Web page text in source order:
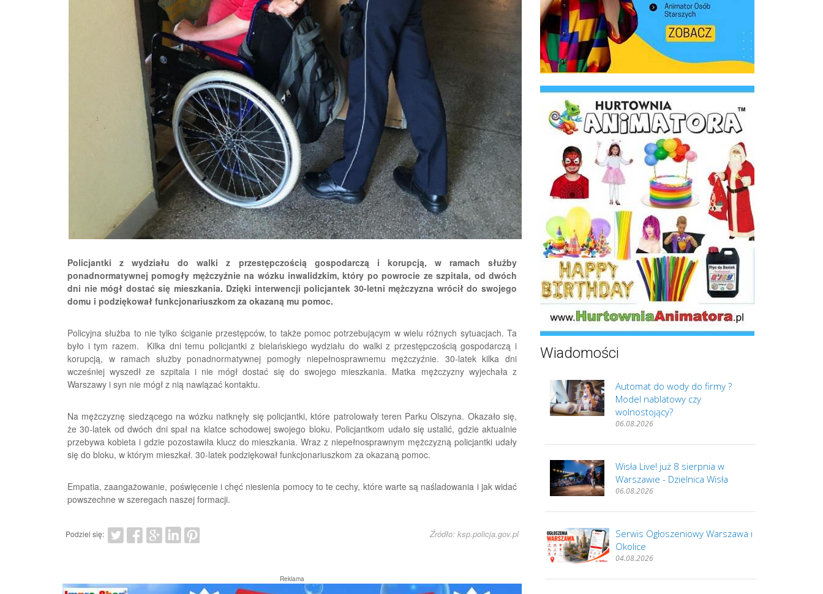
Policjantki z wydziału do walki z przestępczością gospodarczą i korupcją, w ramach służby
ponadnormatywnej pomogły mężczyźnie na wózku inwalidzkim, który po powrocie ze szpitala, od dwóch
dni nie mógł dostać się mieszkania. Dzięki interwencji policjantek 30-letni mężczyzna wrócił do swojego
domu i podziękował funkcjonariuszkom za okazaną mu pomoc.
Policyjna służba to nie tylko ściganie przestępców, to także pomoc potrzebującym w wielu różnych sytuacjach. Ta
było i tym razem. Kilka dni temu policjantki z bielańskiego wydziału do walki z przestępczością gospodarczą i
korupcją, w ramach służby ponadnormatywnej pomogły niepełnosprawnemu mężczyźnie. 30-latek kilka dni
wcześniej wyszedł ze szpitala i nie mógł dostać się do swojego mieszkania. Matka mężczyzny wyjechała z
Warszawy i syn nie mógł z nią nawiązać kontaktu.
Na mężczyznę siedzącego na wózku natknęły się policjantki, które patrolowały teren Parku Olszyna. Okazało się,
że 30-latek od dwóch dni spał na klatce schodowej swojego bloku. Policjantkom udało się ustalić, gdzie aktualnie
przebywa kobieta i gdzie pozostawiła klucz do mieszkania. Wraz z niepełnosprawnym mężczyzną policjantki udały
się do bloku, w którym mieszkał. 30-latek podziękował funkcjonariuszkom za okazaną pomoc.
Empatia, zaangażowanie, poświęcenie i chęć niesienia pomocy to te cechy, które warte są naśladowania i jak widać
powszechne w szeregach naszej formacji.
Podziel się: Źródło: ksp.policja.gov.pl
Reklama
Wiadomości
Automat do wody do firmy ?
Model nablatowy czy
wolnostojący?
06.08.2026
Wisła Live! już 8 sierpnia w
Warszawie - Dzielnica Wisła
06.08.2026
Serwis Ogłoszeniowy Warszawa i
Okolice
04.08.2026